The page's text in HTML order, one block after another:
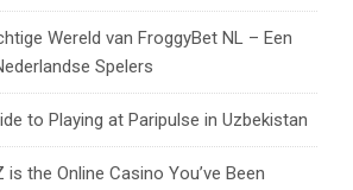
Wereld van FroggyBet NL – Een
Spelers
to Playing at Paripulse in Uzbekistan
the Online Casino You’ve Been